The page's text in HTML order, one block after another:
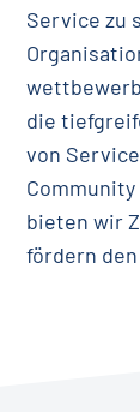
Service zu
die
von
bieten wir
fördern